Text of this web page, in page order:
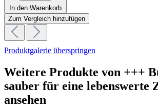
In den Warenkorb
Zum Vergleich hinzufügen
Produktgalerie überspringen
Weitere Produkte von +++
sauber für eine lebenswerte
ansehen